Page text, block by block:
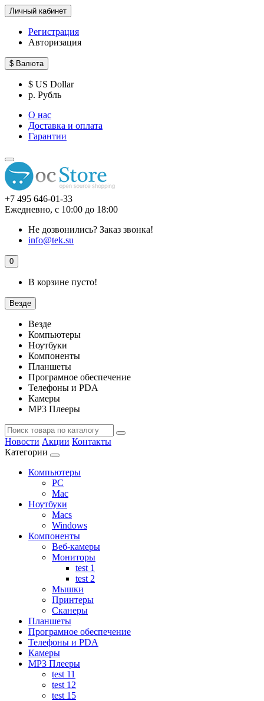
Личный кабинет
Регистрация
Авторизация
$ Валюта
$ US Dollar
р. Рубль
О нас
Доставка и оплата
Гарантии
+7 495 646-01-33
Ежедневно, с 10:00 до 18:00
Не дозвонились? Заказ звонка!
info@tek.su
0
В корзине пусто!
Везде
Везде
Компьютеры
Ноутбуки
Компоненты
Планшеты
Програмное обеспечение
Телефоны и PDA
Камеры
MP3 Плееры
Новости Акции Контакты
Категории
Компьютеры
PC
Mac
Ноутбуки
Macs
Windows
Компоненты
Веб-камеры
Мониторы
test 1
test 2
Мышки
Принтеры
Сканеры
Планшеты
Програмное обеспечение
Телефоны и PDA
Камеры
MP3 Плееры
test 11
test 12
test 15